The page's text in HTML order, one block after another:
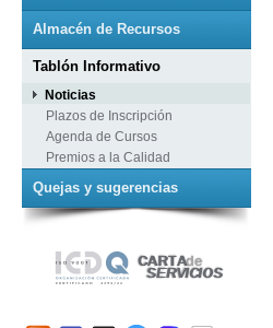
Almacén de Recursos
Tablón Informativo
Noticias
Plazos de Inscripción
Agenda de Cursos
Premios a la Calidad
Quejas y sugerencias